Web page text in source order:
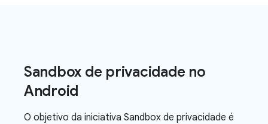
Sandbox de privacidade no
Android
O objetivo da iniciativa Sandbox de privacidade é